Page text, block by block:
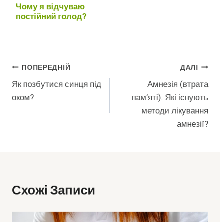
Чому я відчуваю
постійний голод?
Навігація
Записів
ПОПЕРЕДНІЙ
Як позбутися синця під
оком?
ДАЛІ
Амнезія (втрата
пам’яті). Які існують
методи лікування
амнезії?
Схожі Записи